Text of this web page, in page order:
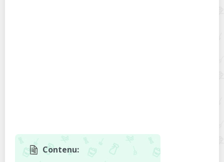
Contenu: